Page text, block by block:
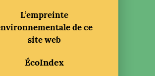
L’empreinte
de ce
site web
ÉcoIndex